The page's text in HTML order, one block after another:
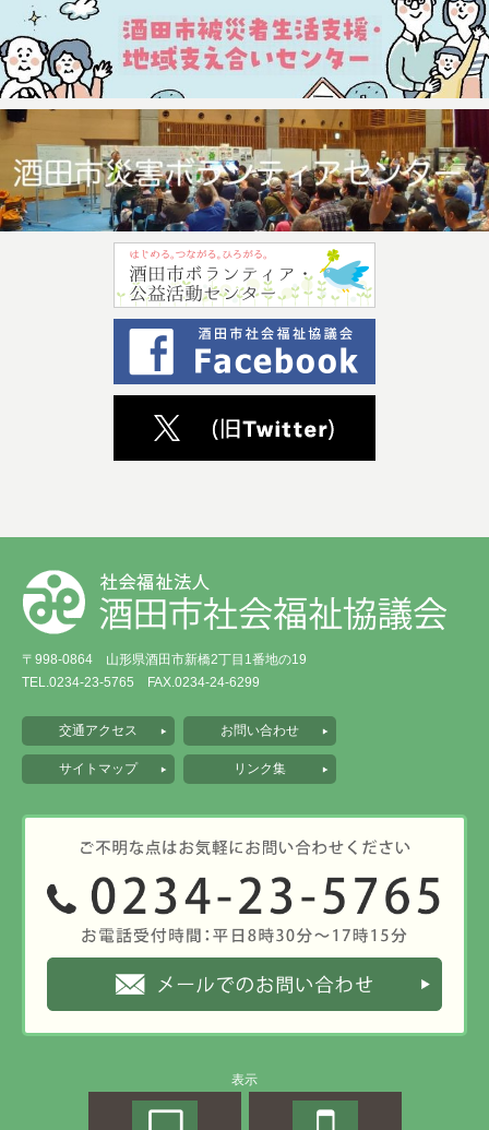
〒998-0864 山形県酒田市新橋2丁目1番地の19
TEL.0234-23-5765 FAX.0234-24-6299
交通アクセス お問い合わせ
サイトマップ リンク集
表示